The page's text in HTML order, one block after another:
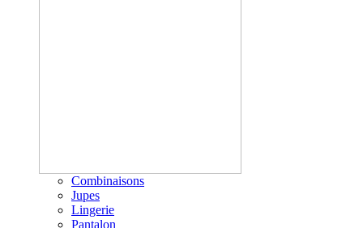
Combinaisons
Jupes
Lingerie
Pantalon